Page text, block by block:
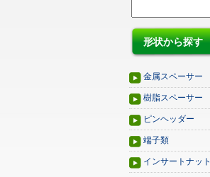
形状から探す
金属スペーサー
樹脂スペーサー
ピンヘッダー
端子類
インサートナット